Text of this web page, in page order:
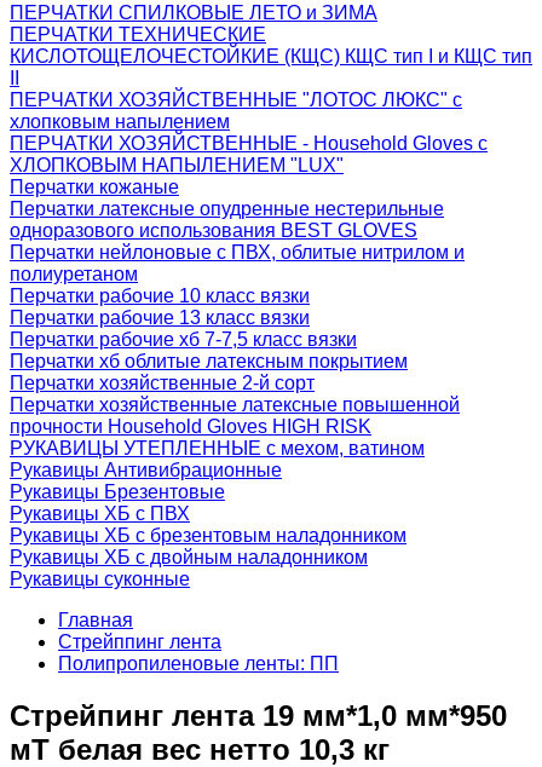
ПЕРЧАТКИ СПИЛКОВЫЕ ЛЕТО и ЗИМА
ПЕРЧАТКИ ТЕХНИЧЕСКИЕ
КИСЛОТОЩЕЛОЧЕСТОЙКИЕ (КЩС) КЩС тип I и КЩС тип
ПЕРЧАТКИ ХОЗЯЙСТВЕННЫЕ "ЛОТОС ЛЮКС" с
хлопковым напылением
ПЕРЧАТКИ ХОЗЯЙСТВЕННЫЕ - Household Gloves с
ХЛОПКОВЫМ НАПЫЛЕНИЕМ "LUX"
Перчатки кожаные
Перчатки латексные опудренные нестерильные
одноразового использования BEST GLOVES
Перчатки нейлоновые с ПВХ, облитые нитрилом и
полиуретаном
Перчатки рабочие 10 класс вязки
Перчатки рабочие 13 класс вязки
Перчатки рабочие хб 7-7,5 класс вязки
Перчатки хб облитые латексным покрытием
Перчатки хозяйственные 2-й сорт
Перчатки хозяйственные латексные повышенной
прочности Household Gloves HIGH RISK
РУКАВИЦЫ УТЕПЛЕННЫЕ с мехом, ватином
Рукавицы Антивибрационные
Рукавицы Брезентовые
Рукавицы ХБ с ПВХ
Рукавицы ХБ с брезентовым наладонником
Рукавицы ХБ с двойным наладонником
Рукавицы суконные
Главная
Стрейппинг лента
Полипропиленовые ленты: ПП
Стрейпинг лента 19 мм*1,0 мм*950
мT белая вес нетто 10,3 кг